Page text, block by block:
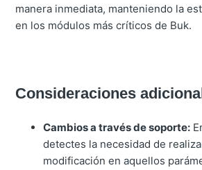
manera inmediata, manteniendo la
en los módulos más críticos de Buk.
Consideraciones
Cambios a través de soporte:
detectes la necesidad de
modificación en aquellos